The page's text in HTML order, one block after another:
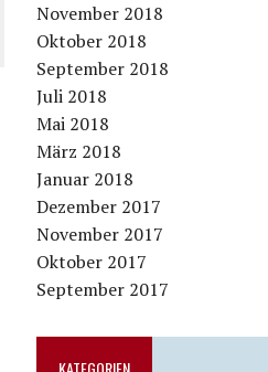
November 2018
Oktober 2018
September 2018
Juli 2018
Mai 2018
März 2018
Januar 2018
Dezember 2017
November 2017
Oktober 2017
September 2017